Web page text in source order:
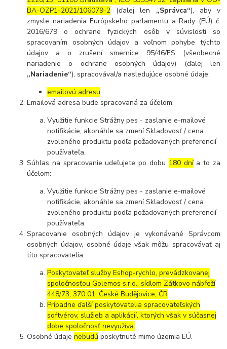
BA-OZP1-2021/106079-2 (ďalej len „Správca“), aby v
zmysle nariadenia Európskeho parlamentu a Rady (EÚ) č.
2016/679 o ochrane fyzických osôb v súvislosti so
spracovaním osobných údajov a voľnom pohybe týchto
údajov a o zrušení smernice 95/46/ES (všeobecné
nariadenie o ochrane osobných údajov) (ďalej len
„Nariadenie“), spracovával/a nasledujúce osobné údaje:
emailovú adresu
Emailová adresa bude spracovaná za účelom:
Využitie funkcie Strážny pes - zaslanie e-mailové
notifikácie, akonáhle sa zmení Skladovosť / cena
zvoleného produktu podľa požadovaných preferencií
používateľa.
Súhlas na spracovanie udeľujete po dobu 180 dnía to za
účelom:
Využitie funkcie Strážny pes - zaslanie e-mailové
notifikácie, akonáhle sa zmení Skladovosť / cena
zvoleného produktu podľa požadovaných preferencií
používateľa.
Spracovanie osobných údajov je vykonávané Správcom
osobných údajov, osobné údaje však môžu spracovávať aj
títo spracovatelia:
Poskytovateľ služby Eshop-rychlo, prevádzkovanej
spoločnosťou Golemos s.r.o., sídlom Zátkovo nábřeží
448/73, 370 01, České Budějovice, ČR
Prípadne ďalší poskytovatelia spracovateľských
softvérov, služieb a aplikácií, ktorých však v súčasnej
dobe spoločnosť nevyužíva.
Osobné údajenebudú poskytnuté mimo územia EÚ.